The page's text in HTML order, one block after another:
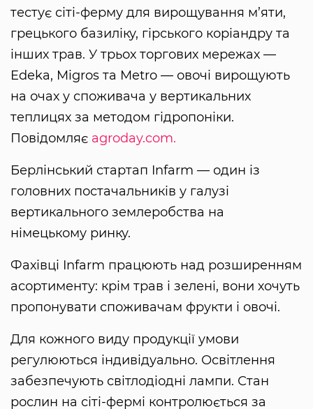
тестує сіті-ферму для вирощування м’яти,
грецького базиліку, гірського коріандру та
інших трав. У трьох торгових мережах —
Edeka, Migros та Metro — овочі вирощують
на очах у споживача у вертикальних
теплицях за методом гідропоніки.
Повідомляє agroday.com.
Берлінський стартап Infarm — один із
головних постачальників у галузі
вертикального землеробства на
німецькому ринку.
Фахівці Infarm працюють над розширенням
асортименту: крім трав і зелені, вони хочуть
пропонувати споживачам фрукти і овочі.
Для кожного виду продукції умови
регулюються індивідуально. Освітлення
забезпечують світлодіодні лампи. Стан
рослин на сіті-фермі контролюється за